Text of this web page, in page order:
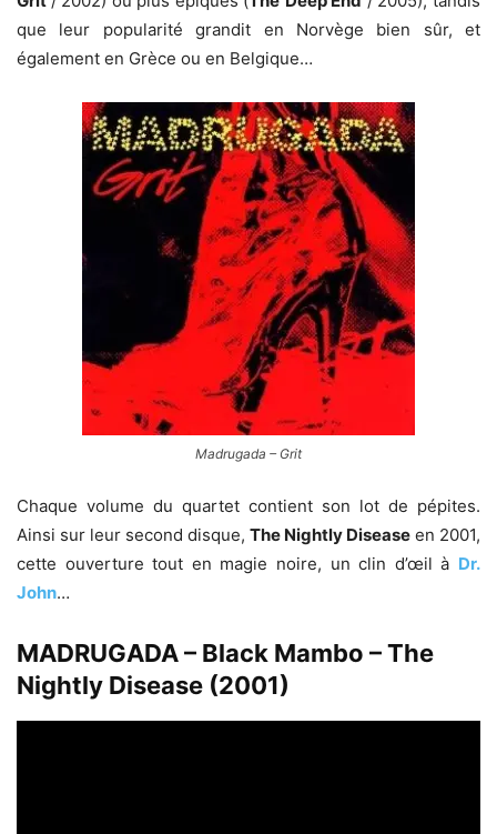
que leur popularité grandit en Norvège bien sûr, et
également en Grèce ou en Belgique…
Madrugada – Grit
Chaque volume du quartet contient son lot de pépites.
Ainsi sur leur second disque, The Nightly Disease en 2001,
cette ouverture tout en magie noire, un clin d’œil à Dr.
John…
MADRUGADA – Black Mambo – The
Nightly Disease (2001)